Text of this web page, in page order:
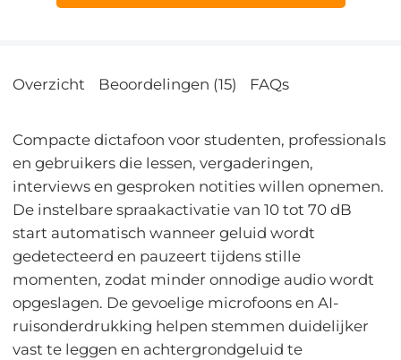
Overzicht Beoordelingen (15) FAQs
Compacte dictafoon voor studenten, professionals
en gebruikers die lessen, vergaderingen,
interviews en gesproken notities willen opnemen.
De instelbare spraakactivatie van 10 tot 70 dB
start automatisch wanneer geluid wordt
gedetecteerd en pauzeert tijdens stille
momenten, zodat minder onnodige audio wordt
opgeslagen. De gevoelige microfoons en AI-
ruisonderdrukking helpen stemmen duidelijker
vast te leggen en achtergrondgeluid te